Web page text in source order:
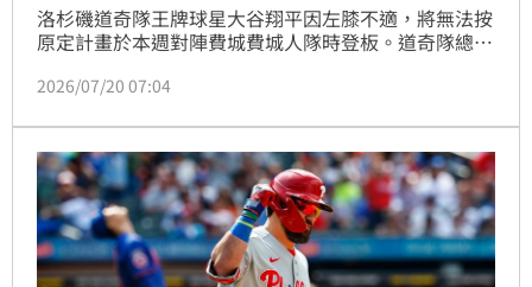
洛杉磯道奇隊王牌球星大谷翔平因左膝不適，將無法按
原定計畫於本週對陣費城費城人隊時登板。道奇隊總教
球計畫將無限期推遲。
2026/07/20 07:04